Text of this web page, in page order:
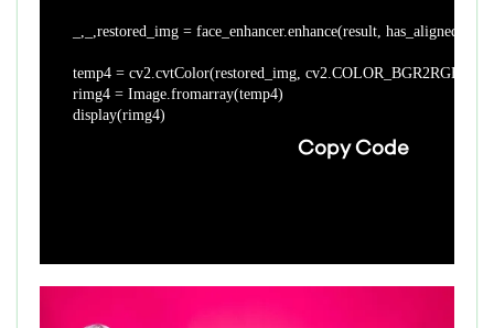
_,_,restored_img = face_enhancer.enhance(result,
temp4 = cv2.cvtColor(restored_img, cv2.COLOR_BGR2RGB)
rimg4 = Image.fromarray(temp4)
display(rimg4)
Copy Code